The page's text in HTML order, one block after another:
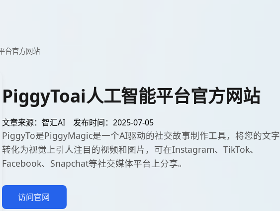
台官方网站
PiggyToai人工智能平台官方网站
文章来源：智汇AI 发布时间：2025-07-05
PiggyTo是PiggyMagic是一个AI驱动的社交故事制作工具，将您的文字
转化为视觉上引人注目的视频和图片，可在Instagram、TikTok、
Facebook、Snapchat等社交媒体平台上分享。
访问官网